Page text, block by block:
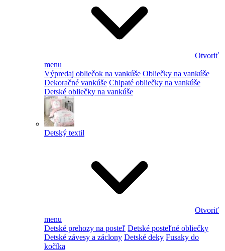
Otvoriť
menu
Výpredaj obliečok na vankúše Obliečky na vankúše
Dekoračné vankúše Chlpaté obliečky na vankúše
Detské obliečky na vankúše
Detský textil
Otvoriť
menu
Detské prehozy na posteľ Detské posteľné obliečky
Detské závesy a záclony Detské deky Fusaky do
kočíka